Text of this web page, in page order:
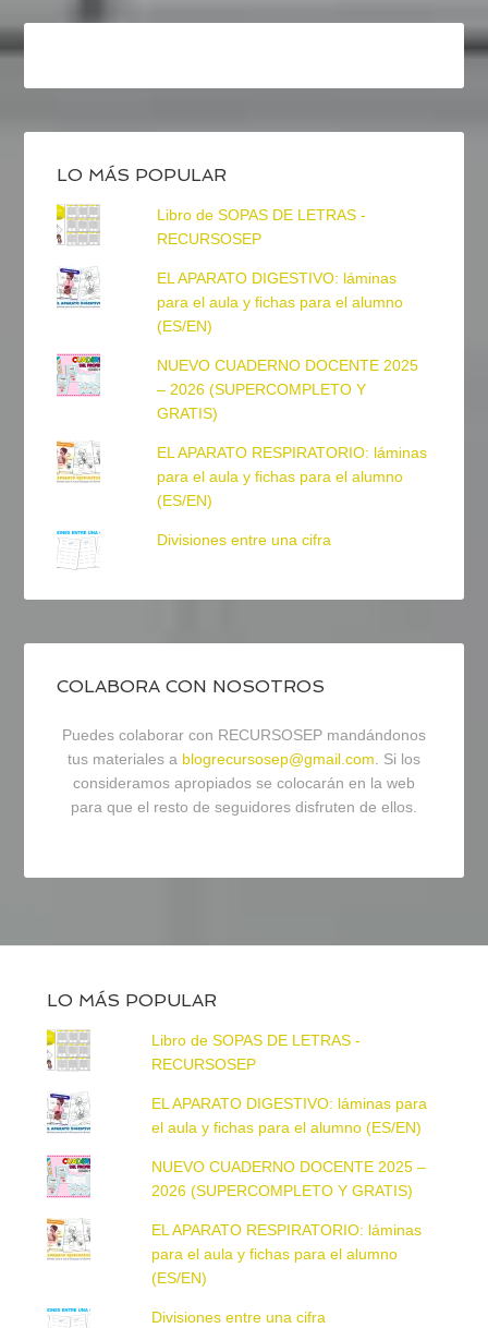
LO MÁS POPULAR
Libro de SOPAS DE LETRAS -
RECURSOSEP
EL APARATO DIGESTIVO: láminas
para el aula y fichas para el alumno
(ES/EN)
NUEVO CUADERNO DOCENTE 2025
– 2026 (SUPERCOMPLETO Y
GRATIS)
EL APARATO RESPIRATORIO: láminas
para el aula y fichas para el alumno
(ES/EN)
Divisiones entre una cifra
COLABORA CON NOSOTROS
Puedes colaborar con RECURSOSEP mandándonos
tus materiales a blogrecursosep@gmail.com . Si los
consideramos apropiados se colocarán en la web
para que el resto de seguidores disfruten de ellos.
LO MÁS POPULAR
Libro de SOPAS DE LETRAS -
RECURSOSEP
EL APARATO DIGESTIVO: láminas para
el aula y fichas para el alumno (ES/EN)
NUEVO CUADERNO DOCENTE 2025 –
2026 (SUPERCOMPLETO Y GRATIS)
EL APARATO RESPIRATORIO: láminas
para el aula y fichas para el alumno
(ES/EN)
Divisiones entre una cifra